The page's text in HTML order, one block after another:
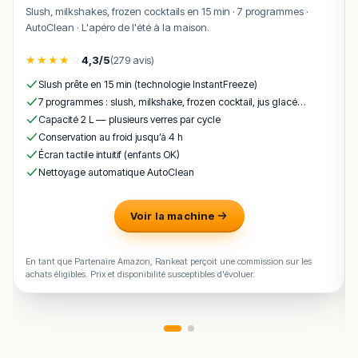
pour sa simplicité assumée et son atmosphère
saveurs du Rouergue.
Questions fréquentes
Quel est le budget moyen au comptoir de
Germain ?
La terrasse offre-t-elle une vue sur
l’abbatiale ?
Slush, milkshakes, frozen cocktails en 15 min · 7 programmes ·
AutoClean · L'apéro de l'été à la maison.
★★★★ 4,3/5(279 avis)
Slush prête en 15 min (technologie InstantFreeze)
7 programmes : slush, milkshake, frozen cocktail, jus glacé…
Capacité 2 L — plusieurs verres par cycle
Conservation au froid jusqu’à 4 h
Écran tactile intuitif (enfants OK)
Nettoyage automatique AutoClean
Voir la machine
En tant que Partenaire Amazon, Rankeat perçoit une commission sur les
achats éligibles. Prix et disponibilité susceptibles d'évoluer.